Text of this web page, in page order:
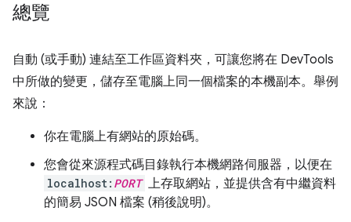
總覽
自動 (或手動) 連結至工作區資料夾，可讓您將在 DevTools
中所做的變更，儲存至電腦上同一個檔案的本機副本。舉例
來說：
你在電腦上有網站的原始碼。
您會從來源程式碼目錄執行本機網路伺服器，以便在
localhost: PORT 上存取網站，並提供含有中繼資料
的簡易 JSON 檔案 (稍後說明)。